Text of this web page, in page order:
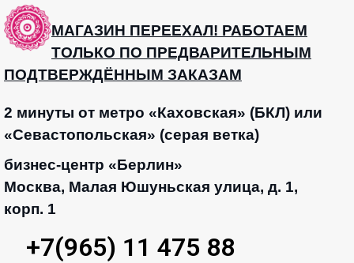
МАГАЗИН ПЕРЕЕХАЛ! РАБОТАЕМ
ТОЛЬКО ПО ПРЕДВАРИТЕЛЬНЫМ
ПОДТВЕРЖДЁННЫМ ЗАКАЗАМ
2 минуты от метро «Каховская» (БКЛ) или
«Севастопольская» (серая ветка)
бизнес-центр «Берлин»
Москва, Малая Юшуньская улица, д. 1,
корп. 1
+7(965) 11 475 88